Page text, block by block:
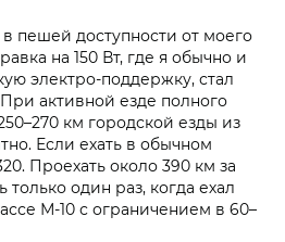
пешей доступности от моего
на 150 Вт, где я обычно и
электро-поддержку, стал
активной езде полного
км городской езды из
Если ехать в обычном
Проехать около 390 км за
один раз, когда ехал
М-10 с ограничением в 60–